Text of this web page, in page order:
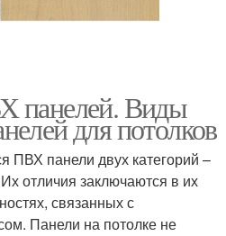
панелей. Виды
для потолков
ПВХ панели двух категорий –
отличия заключаются в их
связанных с
Панели на потолке не